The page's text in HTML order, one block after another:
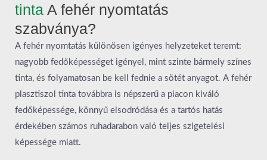
tinta A fehér nyomtatás
szabványa?
A fehér nyomtatás különösen igényes helyzeteket teremt:
nagyobb fedőképességet igényel, mint szinte bármely színes
tinta, és folyamatosan be kell fednie a sötét anyagot. A fehér
plasztiszol tinta továbbra is népszerű a piacon kiváló
fedőképessége, könnyű elsodródása és a tartós hatás
érdekében számos ruhadarabon való teljes szigetelési
képessége miatt.